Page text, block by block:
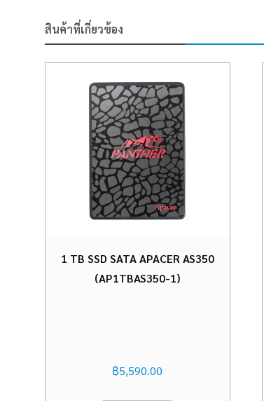
สินค้าที่เกี่ยวข้อง
1 TB SSD SATA APACER AS350
(AP1TBAS350-1)
฿5,590.00